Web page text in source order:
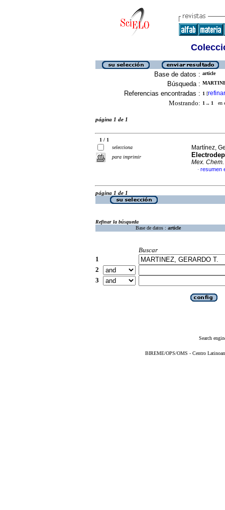
Base de datos : article
Búsqueda :
Referencias encontradas : 1 [refinar
Mostrando: 1 .. 1 en
página 1 de 1
1 / 1
selecciona
para imprimir
Martínez,
Mex.
· resumen
página 1 de 1
Refinar la búsqueda
Base de datos : article
Buscar
1
2
3
Search
BIREME/OPS/OMS - Centro